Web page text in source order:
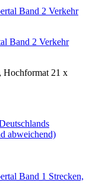
Band 2 Verkehr
Hochformat 21 x
abweichend)